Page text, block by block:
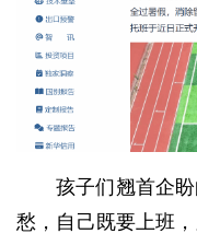
孩子们翘首企
愁，自己既要上班